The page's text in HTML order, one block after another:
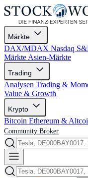
Märkte
DAX/MDAX Nasdaq
Märkte Asien-Märkte
Trading
Analysen Trading &
Value & Growth
Krypto
Bitcoin Ethereum &
Community Broker